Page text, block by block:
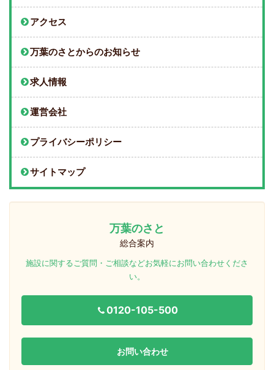
アクセス
万葉のさとからのお知らせ
求人情報
運営会社
プライバシーポリシー
サイトマップ
万葉のさと
総合案内
施設に関するご質問・ご相談などお気軽にお問い合わせくださ
い。
0120-105-500
お問い合わせ